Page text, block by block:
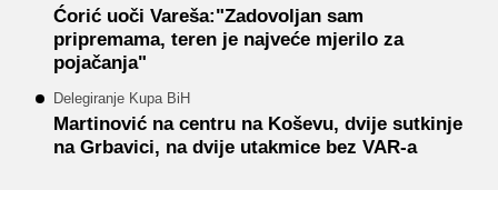
Ćorić uoči Vareša:"Zadovoljan sam
pripremama, teren je najveće mjerilo za
pojačanja"
Delegiranje Kupa BiH
Martinović na centru na Koševu, dvije sutkinje
na Grbavici, na dvije utakmice bez VAR-a